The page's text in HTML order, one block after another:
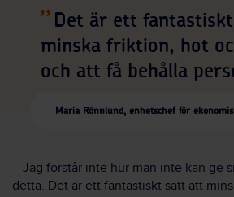
Det är ett
minska friktion, hot
och att få behålla
Maria Rönnlund, enhetschef för
– Jag förstår inte hur man inte kan ge
detta. Det är ett fantastiskt sätt att